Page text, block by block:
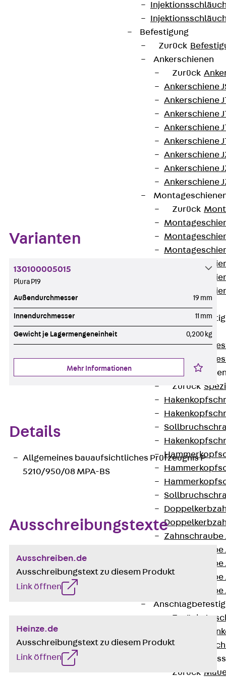
Befestigung
Zurück
Ankerschienen
Zurück
Ankerschiene
Ankerschiene
Ankerschiene
Ankerschiene
Ankerschiene
Ankerschiene
Ankerschiene
Ankerschiene
Zurück
Zurück
Zurück
Zahnschraube
Zahnschraube
Zahnschraube
Zahnschraube
Zahnschraube
Zurück
Zurück
hoher Injektionsdruck erforderlich ist. Das System
Allgemeines bauaufsichtliches Prüfzeugnis:
Varianten
130100005015
Plura P19
Außendurchmesser 19 mm
Innendurchmesser 11 mm
Gewicht je Lagermengeneinheit 0,200 kg
Mehr Informationen
Details
Allgemeines bauaufsichtliches Prüfzeugnis P-
5210/950/08 MPA-BS
Ausschreibungstexte
Ausschreiben.de
Ausschreibungstext zu diesem Produkt
Link öffnen
Heinze.de
Ausschreibungstext zu diesem Produkt
Link öffnen